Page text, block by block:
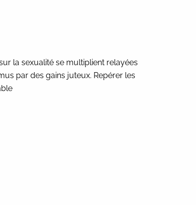
la sexualité se multiplient relayées
par des gains juteux. Repérer les